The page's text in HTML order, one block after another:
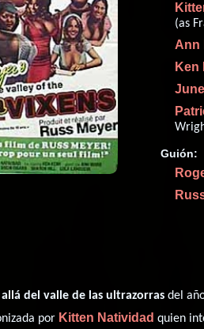
(as
Ann
Ken
Guión:
allá del valle de las ultrazorras del
por Kitten Natividad quien